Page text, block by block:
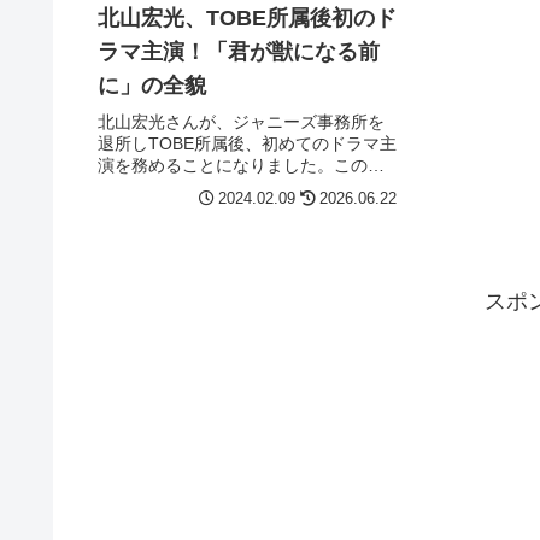
北山宏光、TOBE所属後初のド
ラマ主演！「君が獣になる前
に」の全貌
北山宏光さんが、ジャニーズ事務所を
退所しTOBE所属後、初めてのドラマ主
演を務めることになりました。この新
しいスタートを切る作品「君が獣にな
る前に」は、多くのファンにとって注
2024.02.09 2026.06.22
スポ